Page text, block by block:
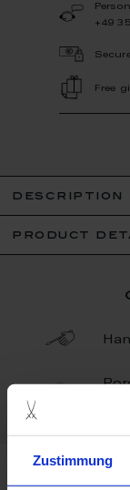
Zustimmung
+49
Free
description
product
more